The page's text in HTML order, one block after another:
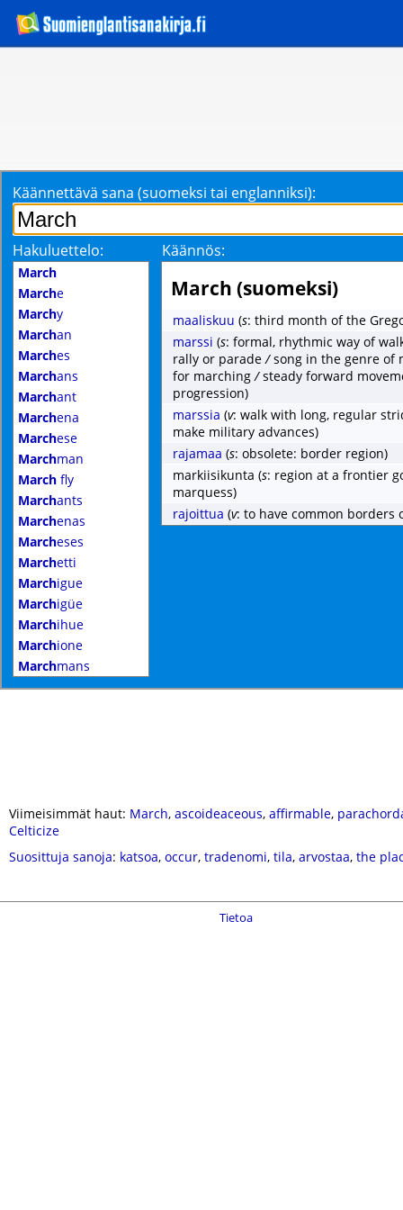
Käännettävä sana (suomeksi tai englanniksi):
Hakuluettelo: Käännös:
March
Marche
Marchy
Marchan
Marches
Marchans
Marchant
Marchena
Marchese
Marchman
March fly
Marchants
Marchenas
Marcheses
Marchetti
Marchigue
Marchigüe
Marchihue
Marchione
Marchmans
March (suomeksi)
maaliskuu (s: third month of the
marssi (s: formal, rhythmic way of
rally or parade/song in the genre of
for marching/steady forward
progression)
marssia (v: walk with long, regular
make military advances)
rajamaa (s: obsolete: border region)
markiisikunta (s: region at a frontier
marquess)
rajoittua (v: to have common borders
Viimeisimmät haut: March, ascoideaceous, affirmable,
Celticize
Suosittuja sanoja: katsoa, occur, tradenomi, tila, arvostaa, the
Tietoa